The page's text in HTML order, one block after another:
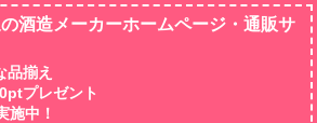
酒造メーカーホームページ・通販サ
品揃え
プレゼント
施中！